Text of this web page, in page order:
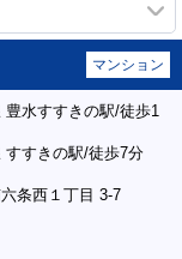
マンション
水すすきの駅/徒歩1
すきの駅/徒歩7分
条西１丁目 3-7